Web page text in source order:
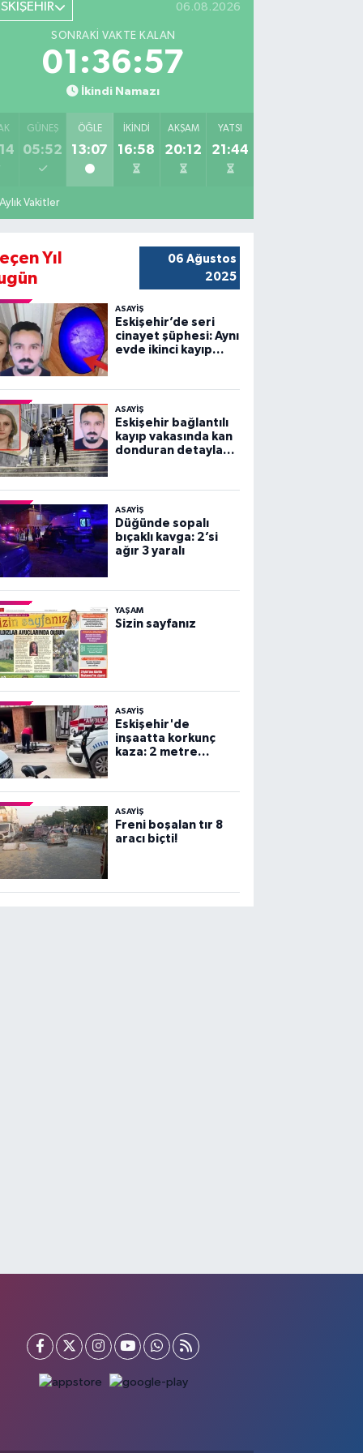
06.08.2026
SONRAKI VAKTE KALAN
01:36:55
İkindi Namazı
GÜNEŞ
05:52
ÖĞLE
13:07
İKINDI
16:58
AKŞAM
20:12
YATSI
21:44
Aylık Vakitler
Yıl
06 Ağustos
2025
ASAYİŞ
Eskişehir’de seri
cinayet şüphesi: Aynı
evde ikinci kayıp
ASAYİŞ
Eskişehir bağlantılı
kayıp vakasında kan
donduran detaylar
ASAYİŞ
Düğünde sopalı
bıçaklı kavga: 2’si
ağır 3 yaralı
YAŞAM
Sizin sayfanız
ASAYİŞ
Eskişehir'de
inşaatta korkunç
kaza: 2 metre
ASAYİŞ
Freni boşalan tır 8
aracı biçti!